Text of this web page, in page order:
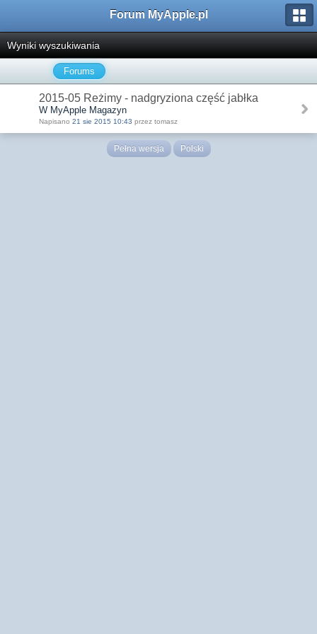
Forum MyApple.pl
Wyniki wyszukiwania
Forums
2015-05 Reżimy - nadgryziona część jabłka
W MyApple Magazyn
Napisano 21 sie 2015 10:43 przez tomasz
Pełna wersja Polski